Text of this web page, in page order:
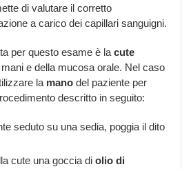
di valutare il corretto
a carico dei capillari sanguigni.
per questo esame è la cute
e della mucosa orale. Nel caso
la mano del paziente per
descritto in seguito:
seduto su una sedia, poggia il dito
cute una goccia di olio di